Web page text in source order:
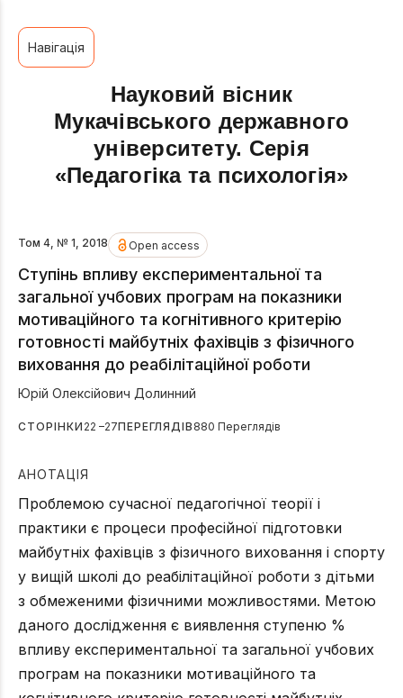
Навігація
Науковий вісник
Мукачівського державного
університету. Серія
«Педагогіка та психологія»
Том 4, № 1, 2018 Open access
Ступінь впливу експериментальної та
загальної учбових програм на показники
мотиваційного та когнітивного критерію
готовності майбутніх фахівців з фізичного
виховання до реабілітаційної роботи
Юрій Олексійович Долинний
СТОРІНКИ 22 –27ПЕРЕГЛЯДІВ 880 Переглядів
АНОТАЦІЯ
Проблемою сучасної педагогічної теорії і
практики є процеси професійної підготовки
майбутніх фахівців з фізичного виховання і спорту
у вищій школі до реабілітаційної роботи з дітьми
з обмеженими фізичними можливостями. Метою
даного дослідження є виявлення ступеню %
впливу експериментальної та загальної учбових
програм на показники мотиваційного та